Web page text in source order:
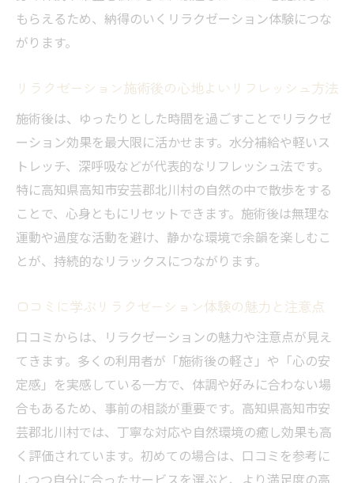
術の選び方
活用術
継続しやすいリラクゼーションの秘訣と注
意点
地元の魅力を感じる癒しの過ごし方
地元ならではのリラクゼーション体験を楽
しむ方法
感
地元住民に人気のリラクゼーションサービ
スの特徴
リラクゼーションを通じて地域の良さを再
発見する
地元スタッフによるリラクゼーションの安
心サポート
もらえるため、納得のいくリラクゼーション体験につな
がります。
リラクゼーション施術後の心地よいリフレッシュ方法
施術後は、ゆったりとした時間を過ごすことでリラクゼ
ーション効果を最大限に活かせます。水分補給や軽いス
トレッチ、深呼吸などが代表的なリフレッシュ法です。
特に高知県高知市安芸郡北川村の自然の中で散歩をする
ことで、心身ともにリセットできます。施術後は無理な
運動や過度な活動を避け、静かな環境で余韻を楽しむこ
とが、持続的なリラックスにつながります。
口コミに学ぶリラクゼーション体験の魅力と注意点
口コミからは、リラクゼーションの魅力や注意点が見え
てきます。多くの利用者が「施術後の軽さ」や「心の安
定感」を実感している一方で、体調や好みに合わない場
合もあるため、事前の相談が重要です。高知県高知市安
芸郡北川村では、丁寧な対応や自然環境の癒し効果も高
く評価されています。初めての場合は、口コミを参考に